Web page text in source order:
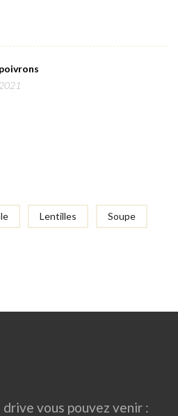
Lentilles Soupe
vous pouvez venir :